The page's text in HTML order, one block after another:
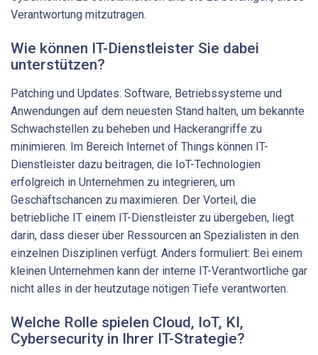
Verantwortung mitzutragen.
Wie können IT-Dienstleister Sie dabei
unterstützen?
Patching und Updates: Software, Betriebssysteme und
Anwendungen auf dem neuesten Stand halten, um bekannte
Schwachstellen zu beheben und Hackerangriffe zu
minimieren. Im Bereich Internet of Things können IT-
Dienstleister dazu beitragen, die IoT-Technologien
erfolgreich in Unternehmen zu integrieren, um
Geschäftschancen zu maximieren. Der Vorteil, die
betriebliche IT einem IT-Dienstleister zu übergeben, liegt
darin, dass dieser über Ressourcen an Spezialisten in den
einzelnen Disziplinen verfügt. Anders formuliert: Bei einem
kleinen Unternehmen kann der interne IT-Verantwortliche gar
nicht alles in der heutzutage nötigen Tiefe verantworten.
Welche Rolle spielen Cloud, IoT, KI,
Cybersecurity in Ihrer ­IT-Strategie?